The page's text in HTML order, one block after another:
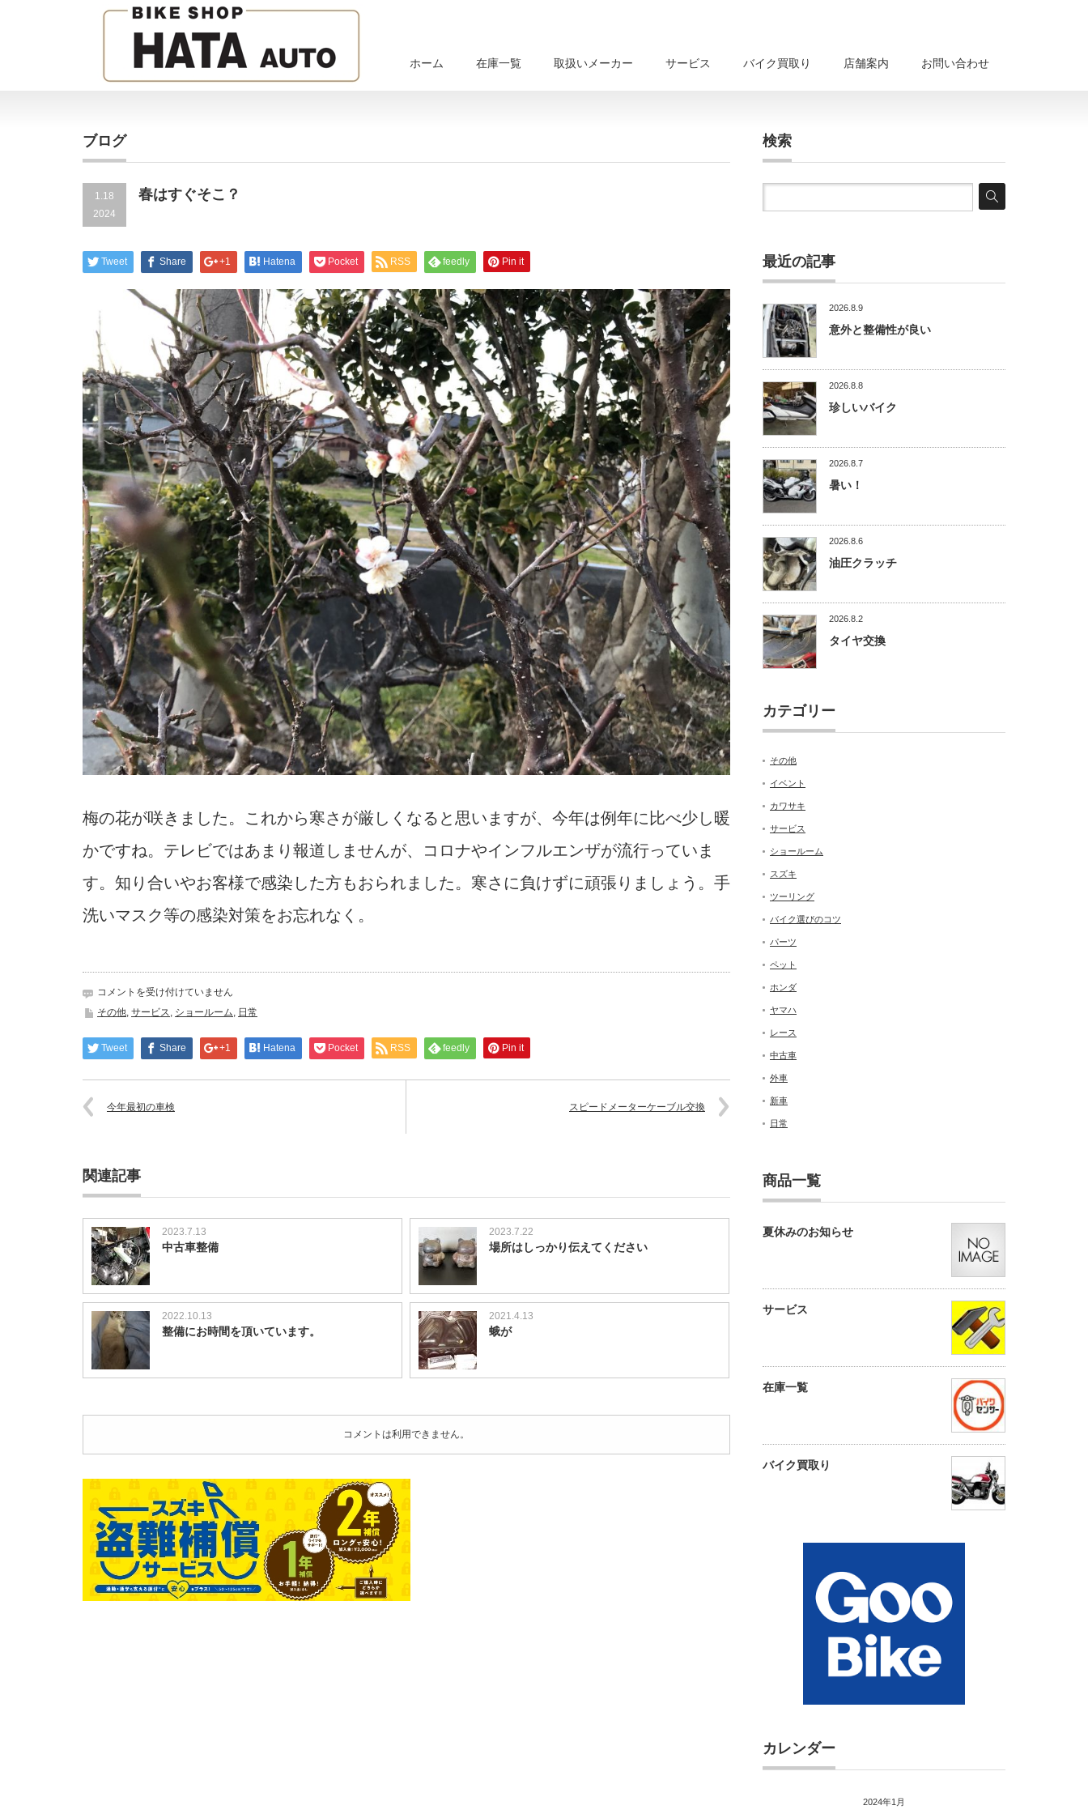
ホーム 在庫一覧 取扱いメーカー サービス バイク買取り 店舗案内 お問い合わせ
ブログ
1.18
2024
春はすぐそこ？
Tweet Share +1 Hatena Pocket RSS feedly Pin it
梅の花が咲きました。これから寒さが厳しくなると思いますが、今年は例年に比べ少し暖
かですね。テレビではあまり報道しませんが、コロナやインフルエンザが流行っていま
す。知り合いやお客様で感染した方もおられました。寒さに負けずに頑張りましょう。手
洗いマスク等の感染対策をお忘れなく。
春
は
ぐ
そ
は
コメントを受け付けていません
その他, サービス, ショールーム, 日常
Tweet Share +1 Hatena Pocket RSS feedly Pin it
今年最初の車検 スピードメーターケーブル交換
関連記事
2023.7.13
中古車整備
2023.7.22
場所はしっかり伝えてください
2022.10.13
整備にお時間を頂いています。
2021.4.13
蛾が
コメントは利用できません。
検索
最近の記事
2026.8.9
意外と整備性が良い
2026.8.8
珍しいバイク
2026.8.7
暑い！
2026.8.6
油圧クラッチ
2026.8.2
タイヤ交換
カテゴリー
その他
イベント
カワサキ
サービス
ショールーム
スズキ
ツーリング
バイク選びのコツ
パーツ
ペット
ホンダ
ヤマハ
レース
中古車
外車
新車
日常
商品一覧
夏休みのお知らせ
サービス
在庫一覧
バイク買取り
カレンダー
2024年1月